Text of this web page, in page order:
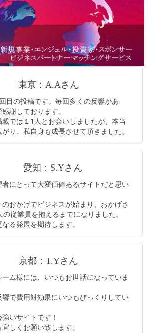
東京：A.Aさん
目の投稿です。毎回多くの反響があ
謝しております。
では１1人とお会いしましたが、本当
り、私自身も成長させて頂きました。
愛知：S.Yさん
者にとって大変価値あるサイトだと思い
おかげでビジネスが始まり、おかげさ
の従業員を抱えるまでになりました。
る発展を期待します。
京都：T.Yさん
ーム様には、いつもお世話になっていま
響で費用対効果にいつもびっくりしてい
いサイトです！
しくお願い致します。